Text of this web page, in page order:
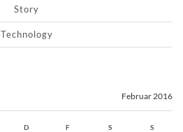
Story
Technology
Februar 2016
D F S S